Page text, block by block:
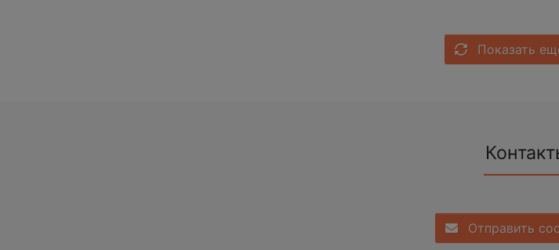
Показать
Отправить